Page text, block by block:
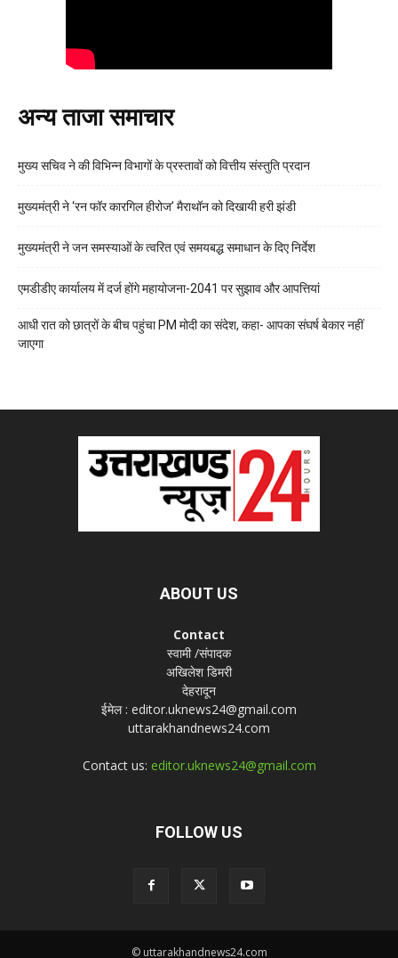
अन्य ताजा समाचार
मुख्य सचिव ने की विभिन्न विभागों के प्रस्तावों को वित्तीय संस्तुति प्रदान
मुख्यमंत्री ने ‘रन फॉर कारगिल हीरोज’ मैराथॉन को दिखायी हरी झंडी
मुख्यमंत्री ने जन समस्याओं के त्वरित एवं समयबद्ध समाधान के दिए निर्देश
एमडीडीए कार्यालय में दर्ज होंगे महायोजना-2041 पर सुझाव और आपत्तियां
आधी रात को छात्रों के बीच पहुंचा PM मोदी का संदेश, कहा- आपका संघर्ष बेकार नहीं
जाएगा
ABOUT US
Contact
स्वामी /संपादक
अखिलेश डिमरी
देहरादून
ईमेल : editor.uknews24@gmail.com
uttarakhandnews24.com
Contact us: editor.uknews24@gmail.com
FOLLOW US
© uttarakhandnews24.com